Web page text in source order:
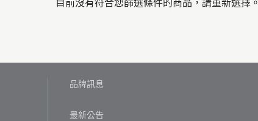
品牌訊息
最新公告